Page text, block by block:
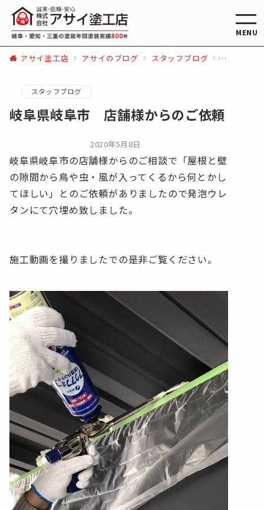
MENU
アサイ塗工店 アサイのブログ スタッフブログ 岐阜県岐
スタッフブログ
岐阜県岐阜市 店舗様からのご依頼
2020年5月8日
岐阜県岐阜市の店舗様からのご相談で「屋根と壁
の隙間から鳥や虫・風が入ってくるから何とかし
てほしい」とのご依頼がありましたので発泡ウレ
タンにて穴埋め致しました。
施工動画を撮りましたでの是非ご覧ください。